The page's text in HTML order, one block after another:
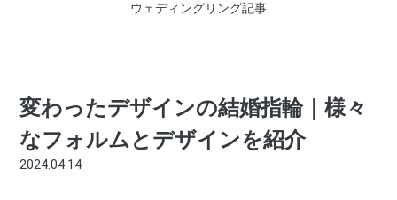
ウェディングリング記事
変わったデザインの結婚指輪｜様々
なフォルムとデザインを紹介
2024.04.14